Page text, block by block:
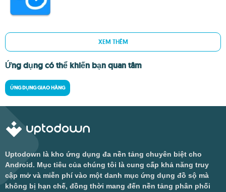
XEM THÊM
Ứng dụng có thể khiến bạn quan tâm
ỨNG DỤNG GIAO HÀNG
Uptodown là kho ứng dụng đa nền tảng chuyên biệt cho
Android. Mục tiêu của chúng tôi là cung cấp khả năng truy
cập mở và miễn phí vào một danh mục ứng dụng đồ sộ mà
không bị hạn chế, đồng thời mang đến nền tảng phân phối